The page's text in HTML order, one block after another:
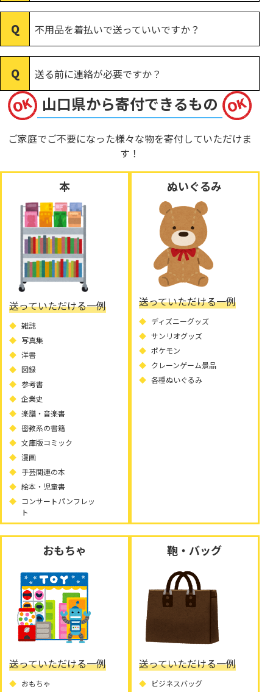
不用品を着払いで送っていいですか？
送る前に連絡が必要ですか？
山口県から寄付できるもの
ご家庭でご不要になった様々な物を寄付していただけま
す！
本
送っていただける一例
雑誌
写真集
洋書
図録
参考書
企業史
楽譜・音楽書
密教系の書籍
文庫版コミック
漫画
手芸関連の本
絵本・児童書
コンサートパンフレッ
ト
ぬいぐるみ
送っていただける一例
ディズニーグッズ
サンリオグッズ
ポケモン
クレーンゲーム景品
各種ぬいぐるみ
おもちゃ
送っていただける一例
おもちゃ
鞄・バッグ
送っていただける一例
ビジネスバッグ